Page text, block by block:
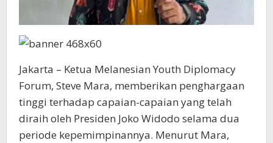
Jakarta – Ketua Melanesian Youth Diplomacy
Forum, Steve Mara, memberikan penghargaan
tinggi terhadap capaian-capaian yang telah
diraih oleh Presiden Joko Widodo selama dua
periode kepemimpinannya. Menurut Mara,